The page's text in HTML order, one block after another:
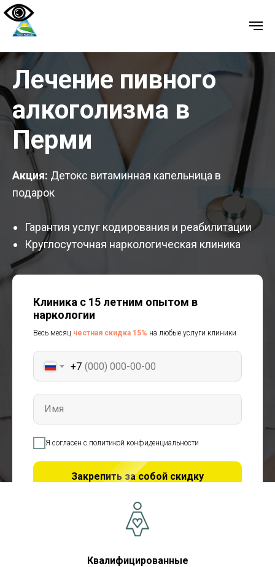
Лечение пивного
алкоголизма в
Перми
Акция: Детокс витаминная капельница в
подарок
Гарантия услуг кодирования и реабилитации
Круглосуточная наркологическая клиника
Клиника с 15 летним опытом в
наркологии
Весь месяц честная скидка 15% на любые услуги клиники
+7
Имя
Я согласен с политикой конфиденциальности
Закрепить за собой скидку
Квалифицированные